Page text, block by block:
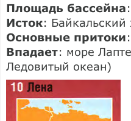
Площадь бассейна
Исток: Байкальский
Основные притоки
Впадает: море
Ледовитый океан)